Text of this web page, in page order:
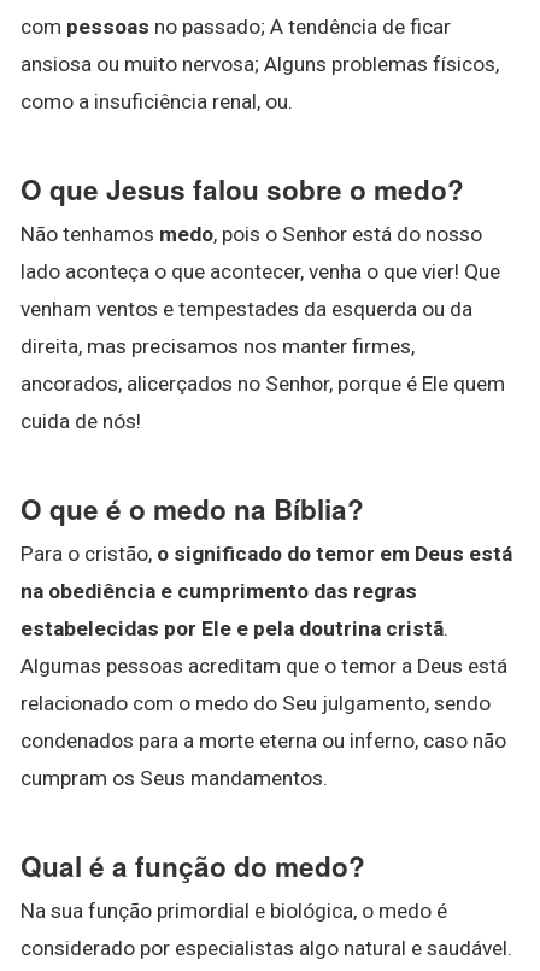
com pessoas no passado; A tendência de ficar
ansiosa ou muito nervosa; Alguns problemas físicos,
como a insuficiência renal, ou.
O que Jesus falou sobre o medo?
Não tenhamos medo, pois o Senhor está do nosso
lado aconteça o que acontecer, venha o que vier! Que
venham ventos e tempestades da esquerda ou da
direita, mas precisamos nos manter firmes,
ancorados, alicerçados no Senhor, porque é Ele quem
cuida de nós!
O que é o medo na Bíblia?
Para o cristão, o significado do temor em Deus está
na obediência e cumprimento das regras
estabelecidas por Ele e pela doutrina cristã.
Algumas pessoas acreditam que o temor a Deus está
relacionado com o medo do Seu julgamento, sendo
condenados para a morte eterna ou inferno, caso não
cumpram os Seus mandamentos.
Qual é a função do medo?
Na sua função primordial e biológica, o medo é
considerado por especialistas algo natural e saudável.